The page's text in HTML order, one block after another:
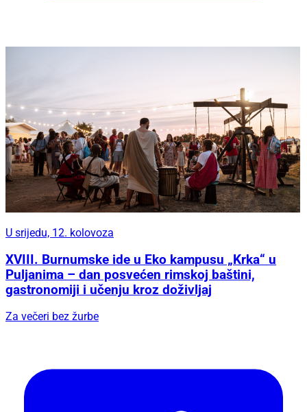
U srijedu, 12. kolovoza
XVIII. Burnumske ide u Eko kampusu „Krka“ u
Puljanima – dan posvećen rimskoj baštini,
gastronomiji i učenju kroz doživljaj
Za večeri bez žurbe